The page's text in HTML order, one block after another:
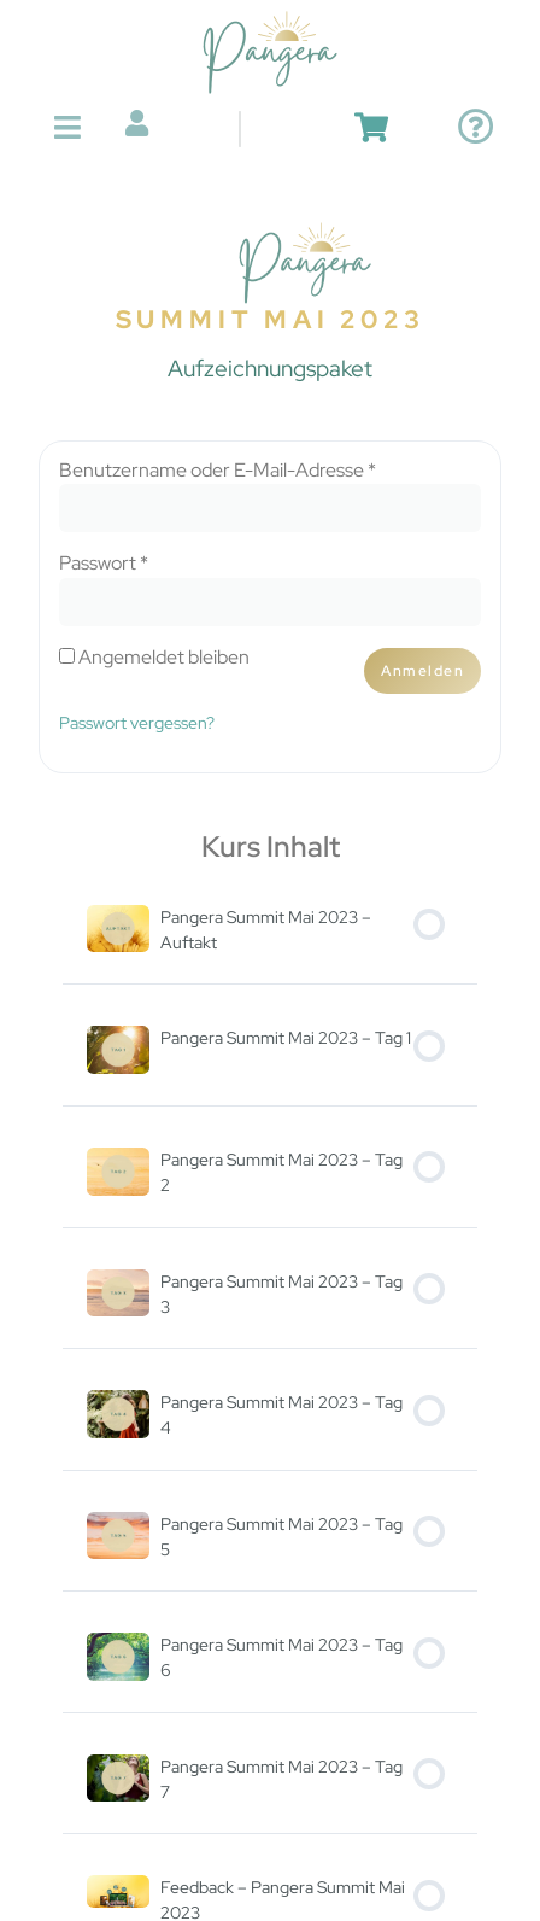
SUMMIT MAI 2023
Aufzeichnungspaket
Benutzername oder E-Mail-Adresse*
Passwort*
Angemeldet bleiben
Anmelden
Passwort vergessen?
Kurs Inhalt
Pangera Summit Mai 2023 –
Auftakt
Pangera Summit Mai 2023 – Tag 1
Pangera Summit Mai 2023 – Tag
2
Pangera Summit Mai 2023 – Tag
3
Pangera Summit Mai 2023 – Tag
4
Pangera Summit Mai 2023 – Tag
5
Pangera Summit Mai 2023 – Tag
6
Pangera Summit Mai 2023 – Tag
7
Feedback – Pangera Summit Mai
2023